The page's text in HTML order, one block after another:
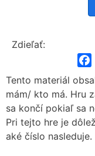
Zdieľať:
Tento materiál
mám/ kto má. Hru
sa končí pokiaľ sa
Pri tejto hre je
aké číslo nasleduje.